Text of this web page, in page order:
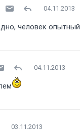
04.11.2013
человек опытный
04.11.2013
03.11.2013